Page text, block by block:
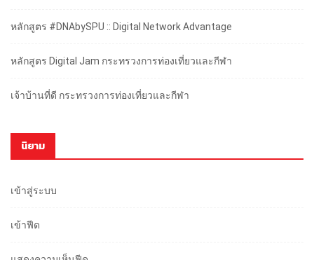
หลักสูตร #DNAbySPU :: Digital Network Advantage
หลักสูตร Digital Jam กระทรวงการท่องเที่ยวและกีฬา
เจ้าบ้านที่ดี กระทรวงการท่องเที่ยวและกีฬา
นิยาม
เข้าสู่ระบบ
เข้าฟีด